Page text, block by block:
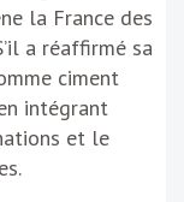
la France des
a réaffirmé sa
ciment
intégrant
et le